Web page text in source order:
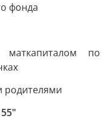
фонда
по
родителями